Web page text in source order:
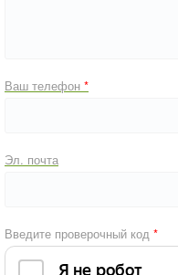
Ваш телефон
Эл. почта
Введите проверочный код